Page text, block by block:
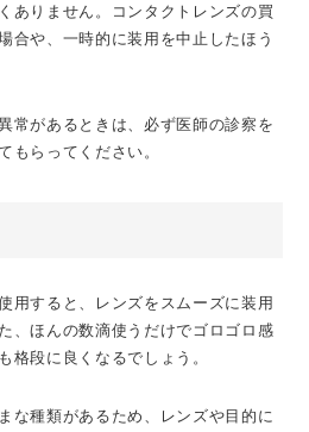
ありません。コンタクトレンズの買
合や、一時的に装用を中止したほう
常があるときは、必ず医師の診察を
もらってください。
用すると、レンズをスムーズに装用
、ほんの数滴使うだけでゴロゴロ感
格段に良くなるでしょう。
な種類があるため、レンズや目的に